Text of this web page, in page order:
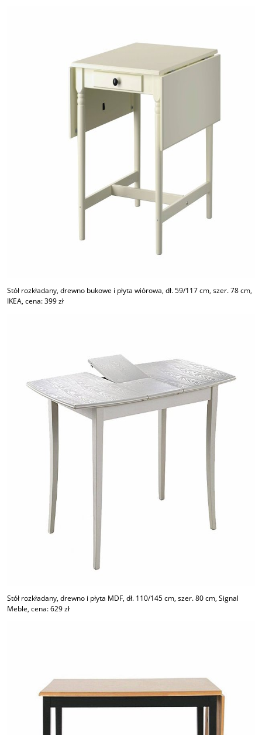
Stół rozkładany, drewno bukowe i płyta wiórowa, dł. 59/117 cm, szer. 78 cm,
IKEA, cena: 399 zł
Stół rozkładany, drewno i płyta MDF, dł. 110/145 cm, szer. 80 cm, Signal
Meble, cena: 629 zł